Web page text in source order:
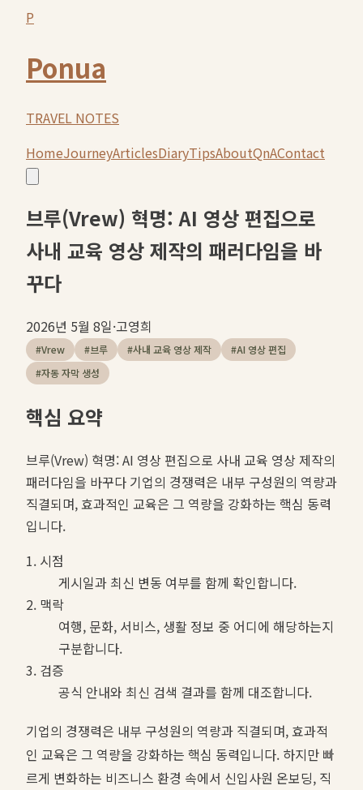
P
Ponua
TRAVEL NOTES
HomeJourneyArticlesDiaryTipsAboutQnAContact
브루(Vrew) 혁명: AI 영상 편집으로
사내 교육 영상 제작의 패러다임을 바
꾸다
2026년 5월 8일·고영희
#Vrew #브루 #사내 교육 영상 제작 #AI 영상 편집
#자동 자막 생성
핵심 요약
브루(Vrew) 혁명: AI 영상 편집으로 사내 교육 영상 제작의
패러다임을 바꾸다 기업의 경쟁력은 내부 구성원의 역량과
직결되며, 효과적인 교육은 그 역량을 강화하는 핵심 동력
입니다.
1. 시점
게시일과 최신 변동 여부를 함께 확인합니다.
2. 맥락
여행, 문화, 서비스, 생활 정보 중 어디에 해당하는지
구분합니다.
3. 검증
공식 안내와 최신 검색 결과를 함께 대조합니다.
기업의 경쟁력은 내부 구성원의 역량과 직결되며, 효과적
인 교육은 그 역량을 강화하는 핵심 동력입니다. 하지만 빠
르게 변화하는 비즈니스 환경 속에서 신입사원 온보딩, 직